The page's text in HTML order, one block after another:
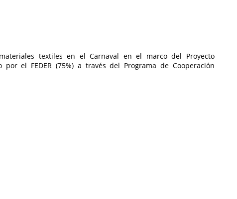
textiles en el Carnaval en el marco del Proyecto
por el FEDER (75%) a través del Programa de Cooperación